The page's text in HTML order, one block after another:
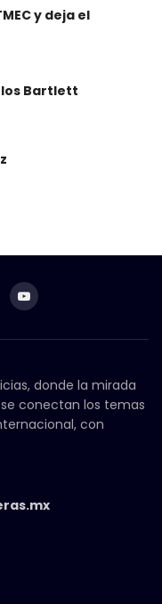
y deja el
Bartlett
donde la mirada
conectan los temas
con